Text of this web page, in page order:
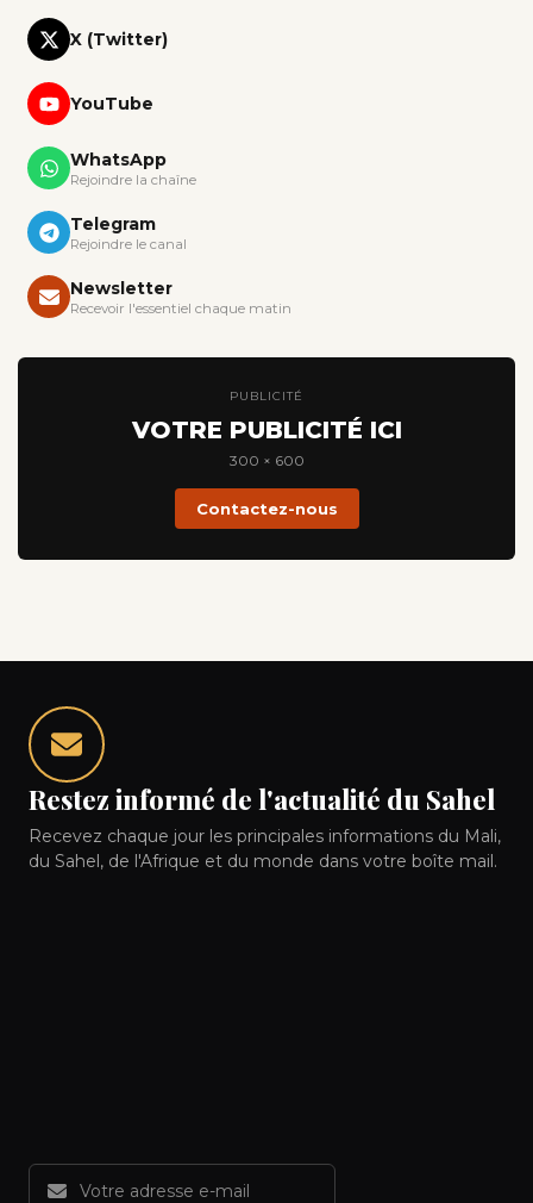
X (Twitter)
YouTube
WhatsApp
Rejoindre la chaîne
Telegram
Rejoindre le canal
Newsletter
Recevoir l'essentiel chaque matin
PUBLICITÉ
VOTRE PUBLICITÉ ICI
300 × 600
Contactez-nous
Restez informé de l'actualité du Sahel
Recevez chaque jour les principales informations du Mali,
du Sahel, de l'Afrique et du monde dans votre boîte mail.